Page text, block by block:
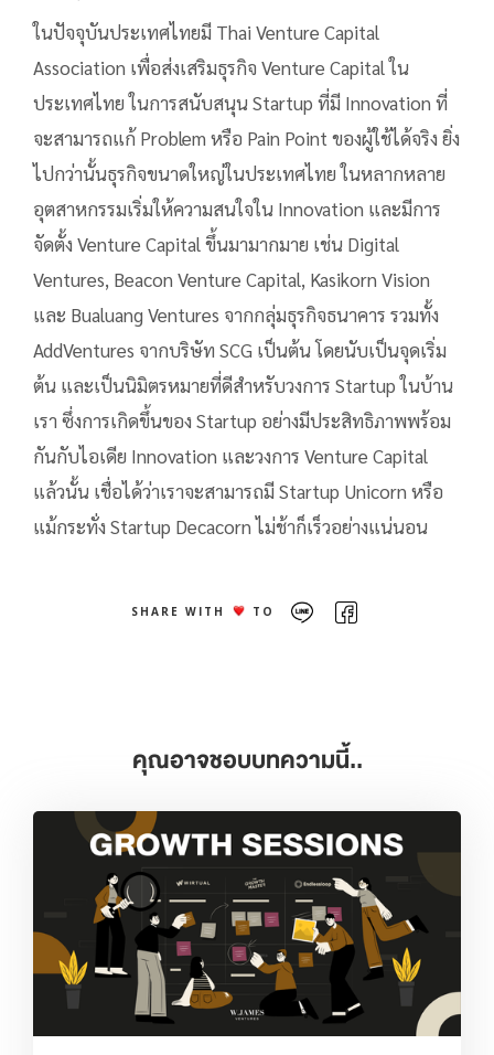
ในปัจจุบันประเทศไทยมี Thai Venture Capital
Association เพื่อส่งเสริมธุรกิจ Venture Capital ใน
ประเทศไทย ในการสนับสนุน Startup ที่มี Innovation ที่
จะสามารถแก้ Problem หรือ Pain Point ของผู้ใช้ได้จริง ยิ่ง
ไปกว่านั้นธุรกิจขนาดใหญ่ในประเทศไทย ในหลากหลาย
อุตสาหกรรมเริ่มให้ความสนใจใน Innovation และมีการ
จัดตั้ง Venture Capital ขึ้นมามากมาย เช่น Digital
Ventures, Beacon Venture Capital, Kasikorn Vision
และ Bualuang Ventures จากกลุ่มธุรกิจธนาคาร รวมทั้ง
AddVentures จากบริษัท SCG เป็นต้น โดยนับเป็นจุดเริ่ม
ต้น และเป็นนิมิตรหมายที่ดีสำหรับวงการ Startup ในบ้าน
เรา ซึ่งการเกิดขึ้นของ Startup อย่างมีประสิทธิภาพพร้อม
กันกับไอเดีย Innovation และวงการ Venture Capital
แล้วนั้น เชื่อได้ว่าเราจะสามารถมี Startup Unicorn หรือ
แม้กระทั่ง Startup Decacorn ไม่ช้าก็เร็วอย่างแน่นอน
SHARE WITH TO
คุณอาจชอบบทความนี้..